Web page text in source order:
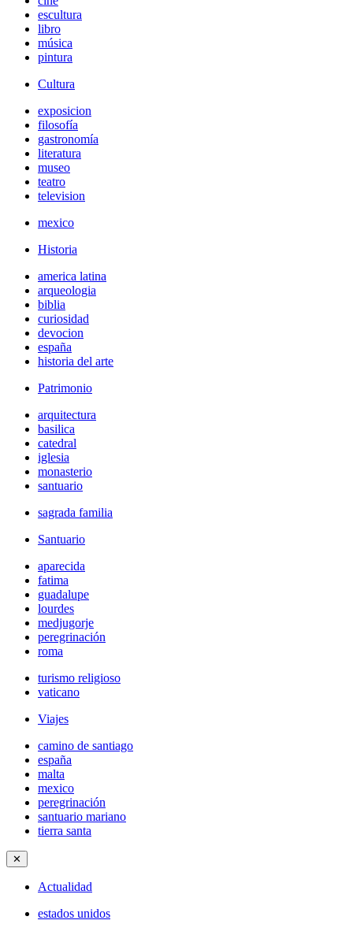
escultura
libro
música
pintura
Cultura
exposicion
filosofía
gastronomía
literatura
museo
teatro
television
mexico
Historia
america latina
arqueologia
biblia
curiosidad
devocion
españa
historia del arte
Patrimonio
arquitectura
basilica
catedral
iglesia
monasterio
santuario
sagrada familia
Santuario
aparecida
fatima
guadalupe
lourdes
medjugorje
peregrinación
roma
turismo religioso
vaticano
Viajes
camino de santiago
españa
malta
mexico
peregrinación
santuario mariano
tierra santa
✕
Actualidad
estados unidos